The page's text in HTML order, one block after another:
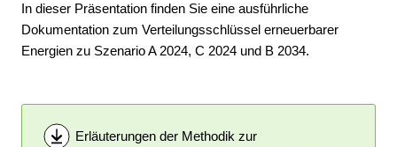
bei B 2024 (zu Kapitel 2.4.1)
Erläuterung der Methodik zur
Regionalisierung von erneuerbaren Energien
Szenario (zu Kapitel 2.4.2)
In dieser Präsentation finden Sie eine ausführliche
Dokumentation zum Verteilungsschlüssel erneuerbarer
Energien zu Szenario A 2024, C 2024 und B 2034.
Erläuterungen der Methodik zur